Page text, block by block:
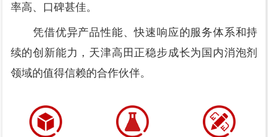
率高、口碑甚佳。
凭借优异产品性能、快速响应的服务体系和持
续的创新能力，天津高田正稳步成长为国内消泡剂
领域的值得信赖的合作伙伴。